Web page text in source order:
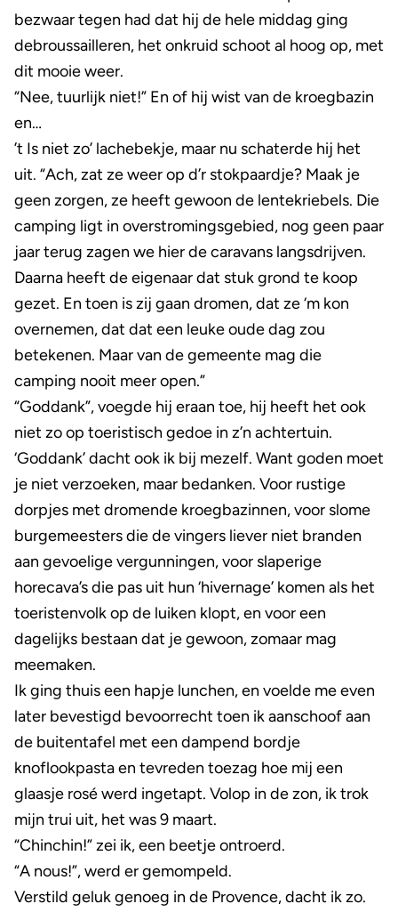
bezwaar tegen had dat hij de hele middag ging
debroussailleren, het onkruid schoot al hoog op, met
dit mooie weer.
“Nee, tuurlijk niet!” En of hij wist van de kroegbazin
en…
’t Is niet zo’ lachebekje, maar nu schaterde hij het
uit. “Ach, zat ze weer op d’r stokpaardje? Maak je
geen zorgen, ze heeft gewoon de lentekriebels. Die
camping ligt in overstromingsgebied, nog geen paar
jaar terug zagen we hier de caravans langsdrijven.
Daarna heeft de eigenaar dat stuk grond te koop
gezet. En toen is zij gaan dromen, dat ze ‘m kon
overnemen, dat dat een leuke oude dag zou
betekenen. Maar van de gemeente mag die
camping nooit meer open.”
“Goddank”, voegde hij eraan toe, hij heeft het ook
niet zo op toeristisch gedoe in z’n achtertuin.
‘Goddank’ dacht ook ik bij mezelf. Want goden moet
je niet verzoeken, maar bedanken. Voor rustige
dorpjes met dromende kroegbazinnen, voor slome
burgemeesters die de vingers liever niet branden
aan gevoelige vergunningen, voor slaperige
horecava’s die pas uit hun ‘hivernage’ komen als het
toeristenvolk op de luiken klopt, en voor een
dagelijks bestaan dat je gewoon, zomaar mag
meemaken.
Ik ging thuis een hapje lunchen, en voelde me even
later bevestigd bevoorrecht toen ik aanschoof aan
de buitentafel met een dampend bordje
knoflookpasta en tevreden toezag hoe mij een
glaasje rosé werd ingetapt. Volop in de zon, ik trok
mijn trui uit, het was 9 maart.
“Chinchin!” zei ik, een beetje ontroerd.
“A nous!”, werd er gemompeld.
Verstild geluk genoeg in de Provence, dacht ik zo.